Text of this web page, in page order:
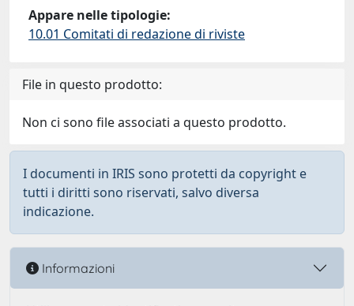
Appare nelle tipologie:
10.01 Comitati di redazione di riviste
File in questo prodotto:
Non ci sono file associati a questo prodotto.
I documenti in IRIS sono protetti da copyright e
tutti i diritti sono riservati, salvo diversa
indicazione.
Informazioni